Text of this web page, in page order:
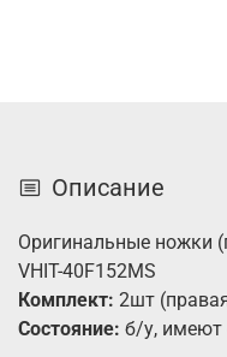
Описание
Оригинальные ножки
VHIT-40F152MS
Комплект: 2шт
Состояние: б/у, имеют